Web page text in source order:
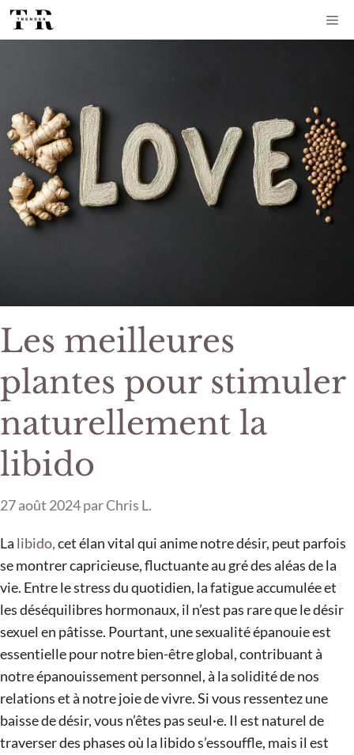
Aller
au
Les meilleures
plantes pour stimuler
naturellement la
libido
27 août 2024parChris L.
La libido,cet élan vital qui anime notre désir, peut parfois
se montrer capricieuse, fluctuante au gré des aléas de la
vie. Entre le stress du quotidien, la fatigue accumulée et
les déséquilibres hormonaux, il n’est pas rare que le désir
sexuel en pâtisse. Pourtant, une sexualité épanouie est
essentielle pour notre bien-être global, contribuant à
notre épanouissement personnel, à la solidité de nos
relations et à notre joie de vivre. Si vous ressentez une
baisse de désir, vous n’êtes pas seul·e. Il est naturel de
traverser des phases où la libido s’essouffle, mais il est